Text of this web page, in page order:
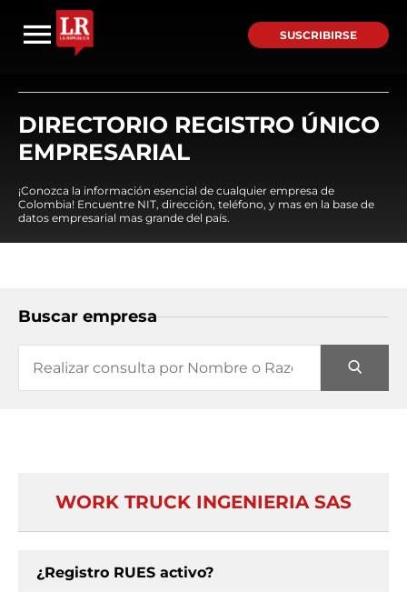
SUSCRIBIRSE
DIRECTORIO REGISTRO ÚNICO
EMPRESARIAL
¡Conozca la información esencial de cualquier empresa de
Colombia! Encuentre NIT, dirección, teléfono, y mas en la base de
datos empresarial mas grande del país.
Buscar empresa
WORK TRUCK INGENIERIA SAS
¿Registro RUES activo?